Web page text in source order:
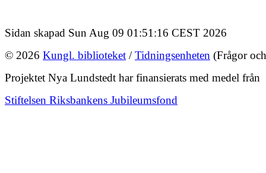
Sidan skapad Sun Aug 09 01:51:16 CEST 2026
© 2026 Kungl. biblioteket /Tidningsenheten (Frågor
Projektet Nya Lundstedt har finansierats med medel från
Stiftelsen Riksbankens Jubileumsfond